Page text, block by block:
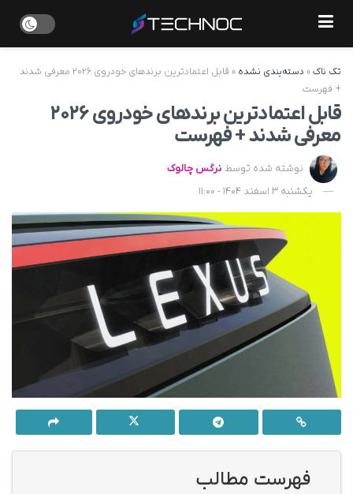
تک ناک» دسته‌بندی نشده »
قابل اعتمادترین برندهای خودروی ۲۰۲۶ معرفی شدند
+ فهرست
قابل اعتمادترین برندهای خودروی ۲۰۲۶
معرفی شدند + فهرست
نوشته شده توسط نرگس چالوک
یکشنبه 3 اسفند 1404 - 11:00
فهرست مطالب